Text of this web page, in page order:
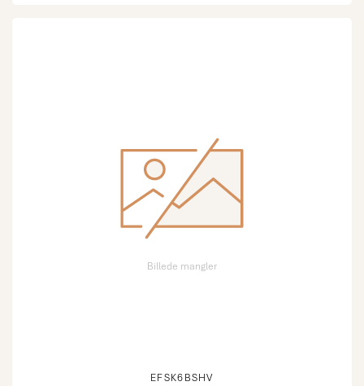
Billede mangler
EFSK6BSHV